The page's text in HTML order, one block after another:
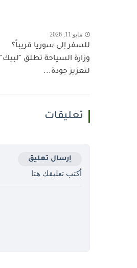
مايو 11, 2026
للسفر إلى سوريا قريباً؟
وزارة السياحة تطلق "لبيك"
لتعزيز جودة...
تعليقات
إرسال تعليق
أكتب تعليقك هتا